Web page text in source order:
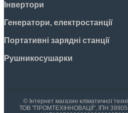
Інвертори
Генератори, електростанції
Портативні зарядні станції
Рушникосушарки
© Інтернет магазин кліматичної
ТОВ "ПРОМТЕХІННОВАЦІЇ", ІПН